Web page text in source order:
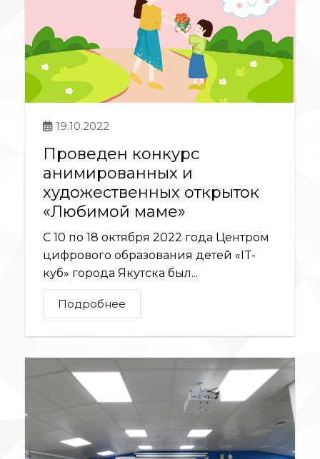
19.10.2022
Проведен конкурс
анимированных и
художественных открыток
«Любимой маме»
С 10 по 18 октября 2022 года Центром
цифрового образования детей «IT-
куб» города Якутска был...
Подробнее